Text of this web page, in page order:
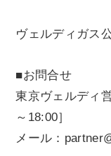
ヴェルディガス
■お問合せ
東京ヴェルディ
～18:00］
メール：